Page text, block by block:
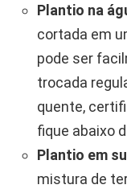
Plantio na
cortada em
pode ser
trocada
quente,
fique abaixo
Plantio em
mistura de